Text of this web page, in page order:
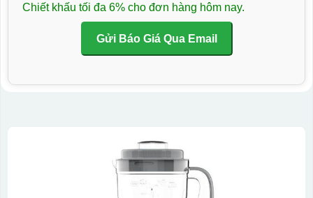
Chiết khấu tối đa 6% cho đơn hàng hôm nay.
Gửi Báo Giá Qua Email